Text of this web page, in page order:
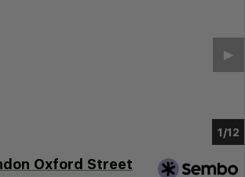
1/7
▶︎
Oxford Street